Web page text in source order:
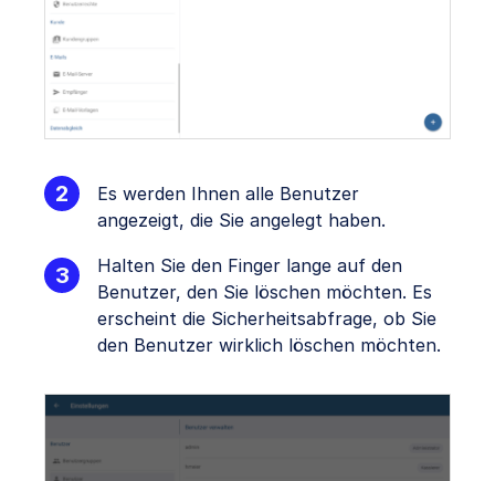
Es werden Ihnen alle Benutzer
angezeigt, die Sie angelegt haben.
Halten Sie den Finger lange auf den
Benutzer, den Sie löschen möchten. Es
erscheint die Sicherheitsabfrage, ob Sie
den Benutzer wirklich löschen möchten.